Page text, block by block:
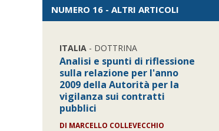
NUMERO 16 - ALTRI ARTICOLI
ITALIA - DOTTRINA
Analisi e spunti di riflessione
sulla relazione per l'anno
2009 della Autorità per la
vigilanza sui contratti
pubblici
DI MARCELLO COLLEVECCHIO